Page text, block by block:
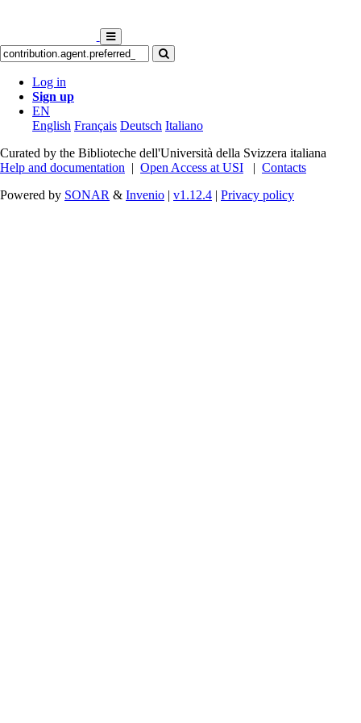
Log in
Sign up
EN
English Français Deutsch Italiano
Curated by the Biblioteche dell'Università della Svizzera italiana
Help and documentation | Open Access at USI | Contacts
Powered by SONAR & Invenio | v1.12.4 | Privacy policy